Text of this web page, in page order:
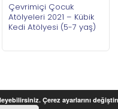
Çevrimiçi Çocuk
Atölyeleri 2021 – Kübik
Kedi Atölyesi (5-7 yaş)
Çerez ayarlarını